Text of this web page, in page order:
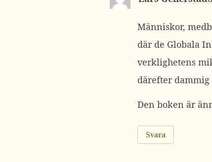
Människor,
där de Globala
verklighetens
därefter
Den boken är
Svara